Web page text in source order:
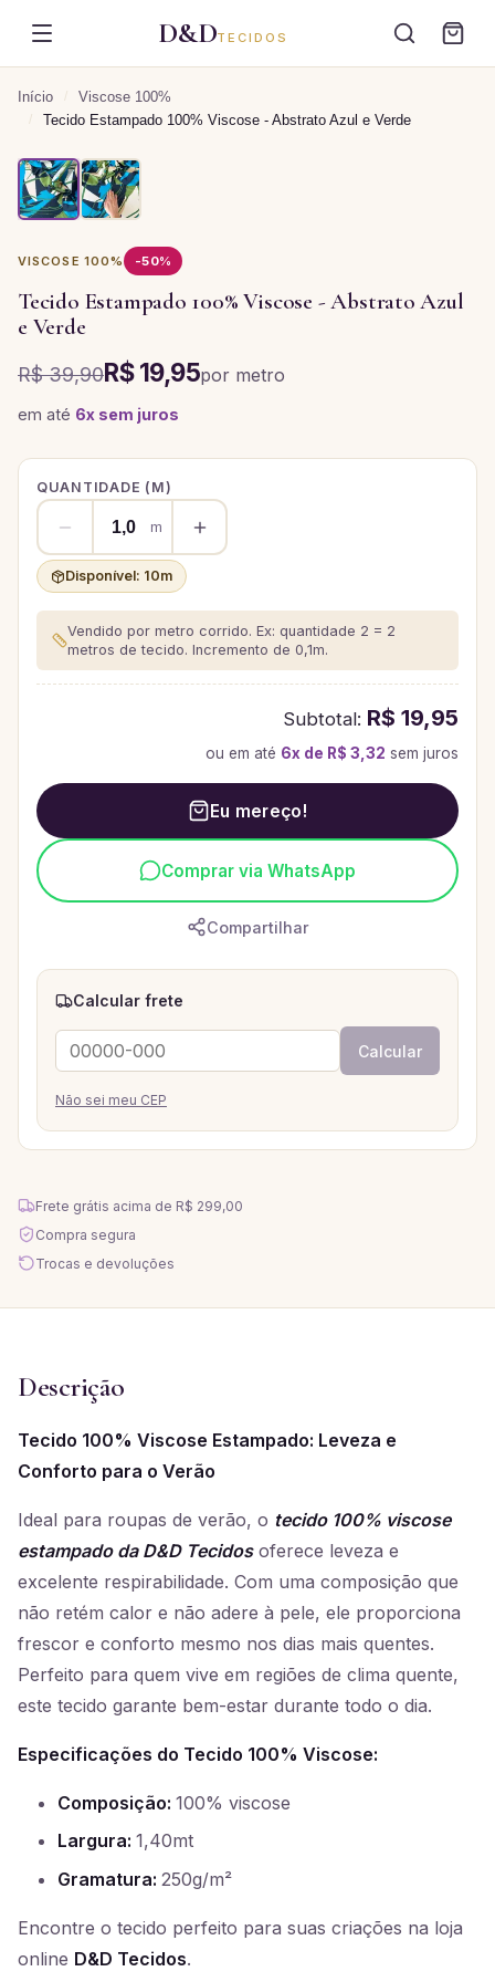
D&DTECIDOS
Início / Viscose 100%
/ Tecido Estampado 100% Viscose - Abstrato Azul e Verde
VISCOSE 100% -50%
Tecido Estampado 100% Viscose - Abstrato Azul
e Verde
R$ 39,90R$ 19,95por metro
em até 6x sem juros
QUANTIDADE ( M)
m
Disponível: 10m
Vendido por metro corrido. Ex: quantidade 2 = 2
metros de tecido. Incremento de 0,1m.
Subtotal: R$ 19,95
ou em até 6x de R$ 3,32 sem juros
Eu mereço!
Comprar via WhatsApp
Compartilhar
Calcular frete
Calcular
Não sei meu CEP
Frete grátis acima de R$ 299,00
Compra segura
Trocas e devoluções
Descrição
Tecido 100% Viscose Estampado: Leveza e
Conforto para o Verão
Ideal para roupas de verão, o tecido 100% viscose
estampado da D&D Tecidosoferece leveza e
excelente respirabilidade. Com uma composição que
não retém calor e não adere à pele, ele proporciona
frescor e conforto mesmo nos dias mais quentes.
Perfeito para quem vive em regiões de clima quente,
este tecido garante bem-estar durante todo o dia.
Especificações do Tecido 100% Viscose:
Composição: 100% viscose
Largura: 1,40mt
Gramatura: 250g/m²
Encontre o tecido perfeito para suas criações na loja
online D&D Tecidos.